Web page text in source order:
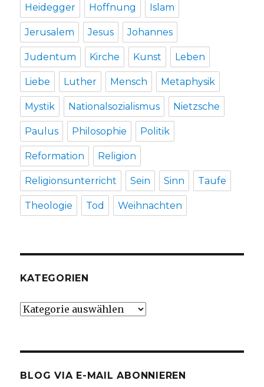
Heidegger Hoffnung Islam
Jerusalem Jesus Johannes
Judentum Kirche Kunst Leben
Liebe Luther Mensch Metaphysik
Mystik Nationalsozialismus Nietzsche
Paulus Philosophie Politik
Reformation Religion
Religionsunterricht Sein Sinn Taufe
Theologie Tod Weihnachten
KATEGORIEN
Kategorien
BLOG VIA E-MAIL ABONNIEREN